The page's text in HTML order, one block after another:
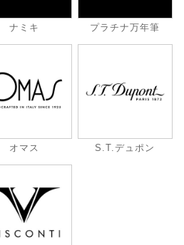
ナミキ プラチナ万年筆
オマス S.T.デュポン